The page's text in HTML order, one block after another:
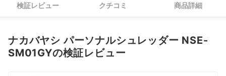
検証レビュー クチコミ 商品詳細
ナカバヤシ パーソナルシュレッダー NSE-
SM01GYの検証レビュー